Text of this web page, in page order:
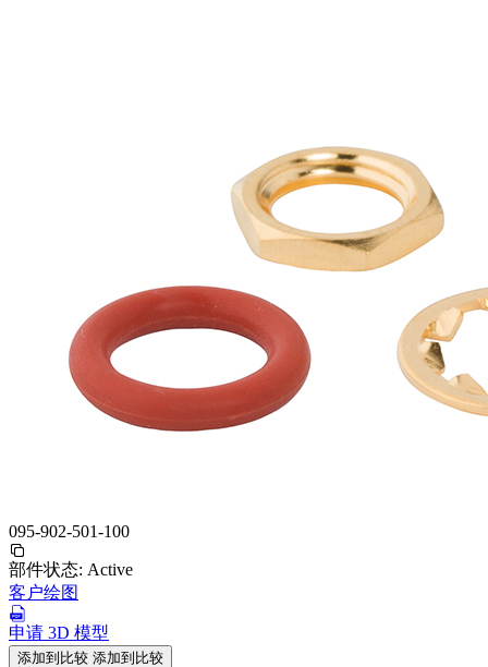
095-902-501-100
部件状态: Active
客户绘图
申请 3D 模型
添加到比较 添加到比较